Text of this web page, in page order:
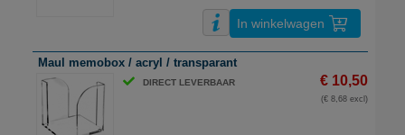
In winkelwagen
Maul memobox / acryl / transparant
DIRECT LEVERBAAR € 10,50
(€ 8,68 excl)